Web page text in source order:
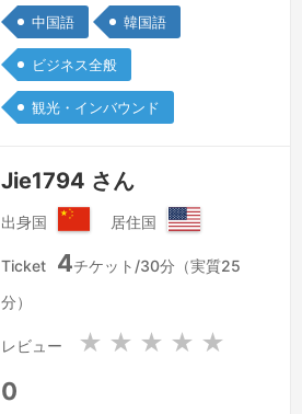
ます。 続きを見る »
中国語 韓国語
ビジネス全般
観光・インバウンド
Jie1794 さん
出身国
華
共
居住国
メ
合
Ticket 4チケット/30分（実質25
分）
レビュー ★ ★ ★ ★ ★
0